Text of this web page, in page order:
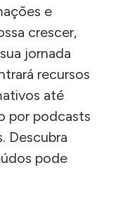
e
crescer,
jornada
recursos
até
por podcasts
Descubra
pode